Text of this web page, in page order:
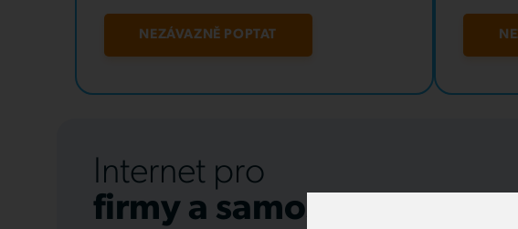
NEZÁVAZNĚ POPTAT
Internet pro
firmy a samosprávu